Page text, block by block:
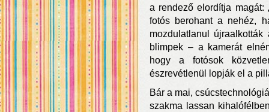
a rendező elordítja magát:
fotós berohant a nehéz,
mozdulatlanul
blimpek – a kamerát
hogy a fotósok
észrevétlenül lopják el a
Bár a mai,
szakma lassan